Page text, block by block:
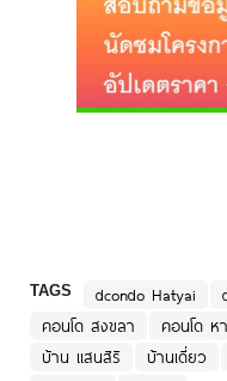
TAGS dcondo Hatyai
คอนโด สงขลา
คอนโด ห
บ้าน แสนสิริ
บ้านเดี่ยว